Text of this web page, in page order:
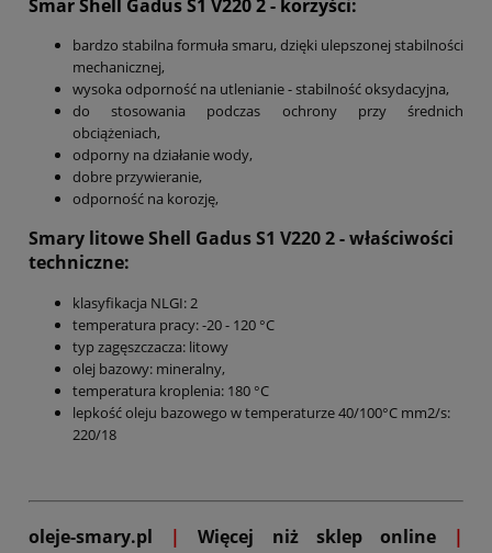
Smar Shell Gadus S1 V2202- korzyści:
bardzo stabilna formuła smaru, dzięki ulepszonej stabilności
mechanicznej,
wysoka odporność na utlenianie - stabilność oksydacyjna,
do stosowania podczas ochrony przy średnich
obciążeniach,
odporny na działanie wody,
dobre przywieranie,
odporność na korozję,
Smary litowe Shell Gadus S1 V220 2 - właściwości
techniczne:
klasyfikacja NLGI: 2
temperatura pracy: -20 - 120 °C
typ zagęszczacza: litowy
olej bazowy: mineralny,
temperatura kroplenia: 180 °C
lepkość oleju bazowego w temperaturze 40/100°C mm2/s:
220/18
oleje-smary.pl | Więcej niż sklep online
|